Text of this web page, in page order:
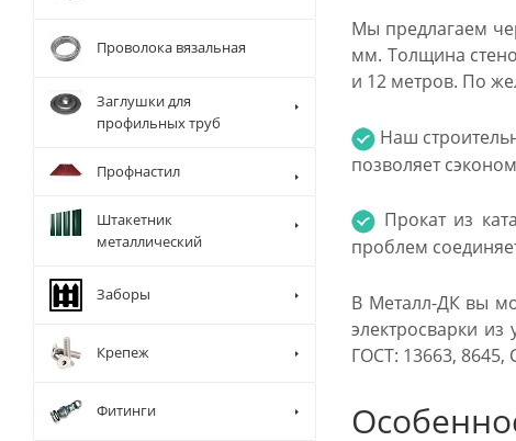
Мы предлагаем
мм. Толщина
и 12 метров. По
Наш
позволяет
Прокат из
проблем
В Металл-ДК вы
электросварки
ГОСТ: 13663, 8645,
Проволока вязальная
Заглушки для
профильных труб
Профнастил
Штакетник
металлический
Заборы
Крепеж
Фитинги